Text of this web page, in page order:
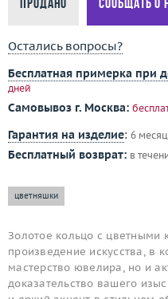
Продано Сообщать о
Остались вопросы?
Бесплатная примерка при
дней
Самовывоз г. Москва:
Гарантия на изделие: 6
Бесплатный возврат: в
цветняшки
Золотое кольцо с
произведение искусства, в
мастерство ювелира, но и
доказательство вашего